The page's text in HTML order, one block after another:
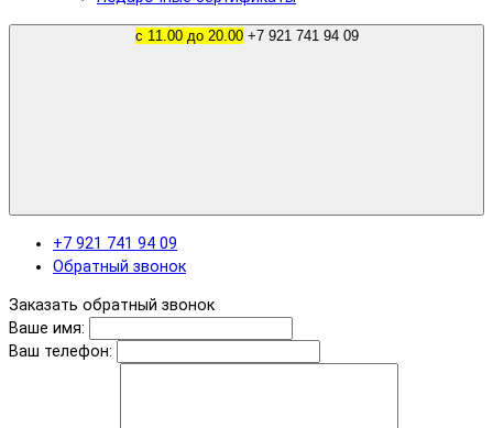
с 11.00 до 20.00 +7 921 741 94 09
+7 921 741 94 09
Обратный звонок
Заказать обратный звонок
Ваше имя:
Ваш телефон: